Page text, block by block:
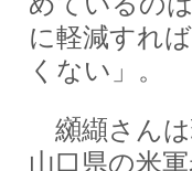
に軽減すれ
くない」。
纐纈さんは
山口県の米